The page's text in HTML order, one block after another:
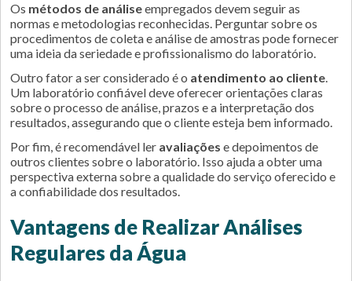
Os métodos de análiseempregados devem seguir as
normas e metodologias reconhecidas. Perguntar sobre os
procedimentos de coleta e análise de amostras pode fornecer
uma ideia da seriedade e profissionalismo do laboratório.
Outro fator a ser considerado é o atendimento ao cliente.
Um laboratório confiável deve oferecer orientações claras
sobre o processo de análise, prazos e a interpretação dos
resultados, assegurando que o cliente esteja bem informado.
Por fim, é recomendável ler avaliações e depoimentos de
outros clientes sobre o laboratório. Isso ajuda a obter uma
perspectiva externa sobre a qualidade do serviço oferecido e
a confiabilidade dos resultados.
Vantagens de Realizar Análises
Regulares da Água